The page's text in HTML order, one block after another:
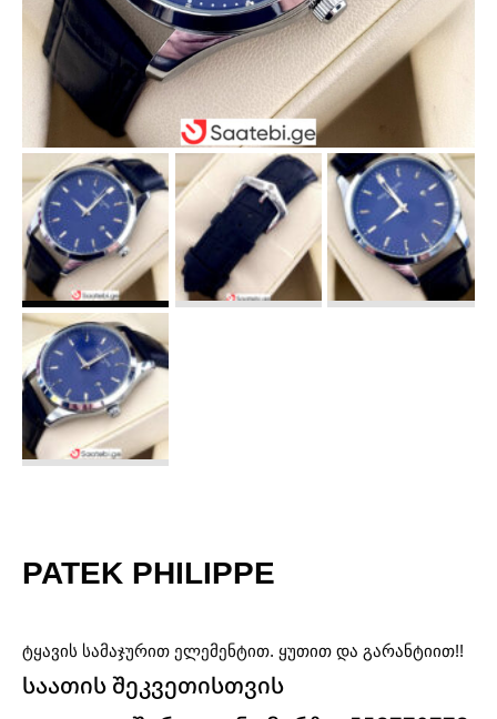
PATEK PHILIPPE
ტყავის სამაჯურით ელემენტით. ყუთით და გარანტიით!!
საათის შეკვეთისთვის